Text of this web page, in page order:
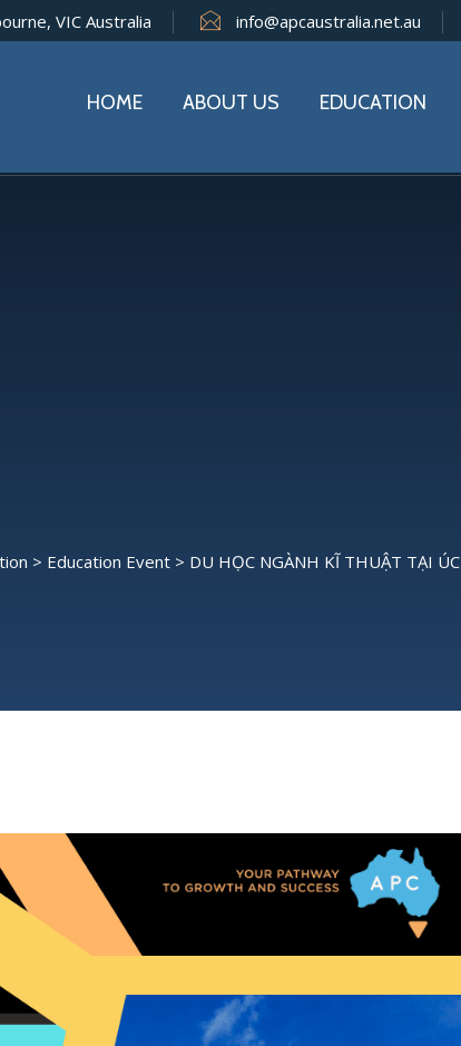
VIC Australia info@apcaustralia.net.au
HOME ABOUT US EDUCATION
> Education Event > DU HỌC NGÀNH KĨ THUẬT TẠI ÚC